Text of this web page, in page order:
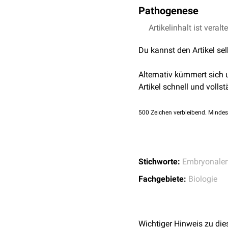
Beim adultenOrganismus
Stammzellen.
Protein-gekoppelten
„Ci“ (Cubitus
Wichtig ist hier
die S-Phase des
Pathogenese
Bei einer Fehlfunktion
führen, sind häufig bei
Artikelinhalt ist
Du kannst den Artikel
Alternativ kümmert sich
Artikel schnell und
500 Zeichen verbleibend.
Stichworte:
Fachgebiete: Biologie
Wichtiger Hinweis zu